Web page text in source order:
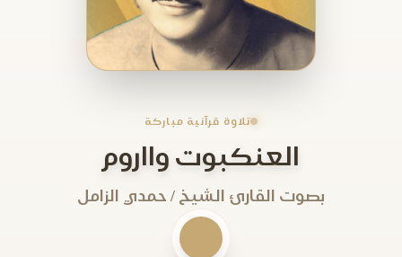
تلاوة قرآنية مباركة
العنكبوت وااروم
بصوت القارئ الشيخ / حمدي الزامل